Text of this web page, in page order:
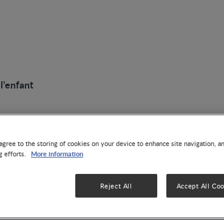
SLIDE
les
to the storing of cookies on your device to enhance site navigation,
efforts.
More information
Reject All Accept All